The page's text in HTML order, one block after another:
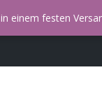
einem festen